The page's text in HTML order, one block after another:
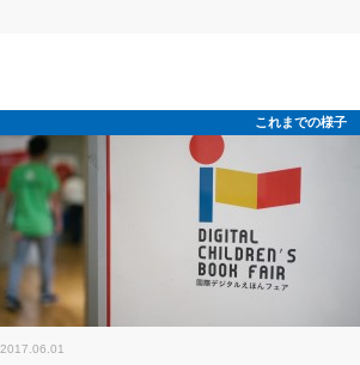
これまでの様子
2017.06.01